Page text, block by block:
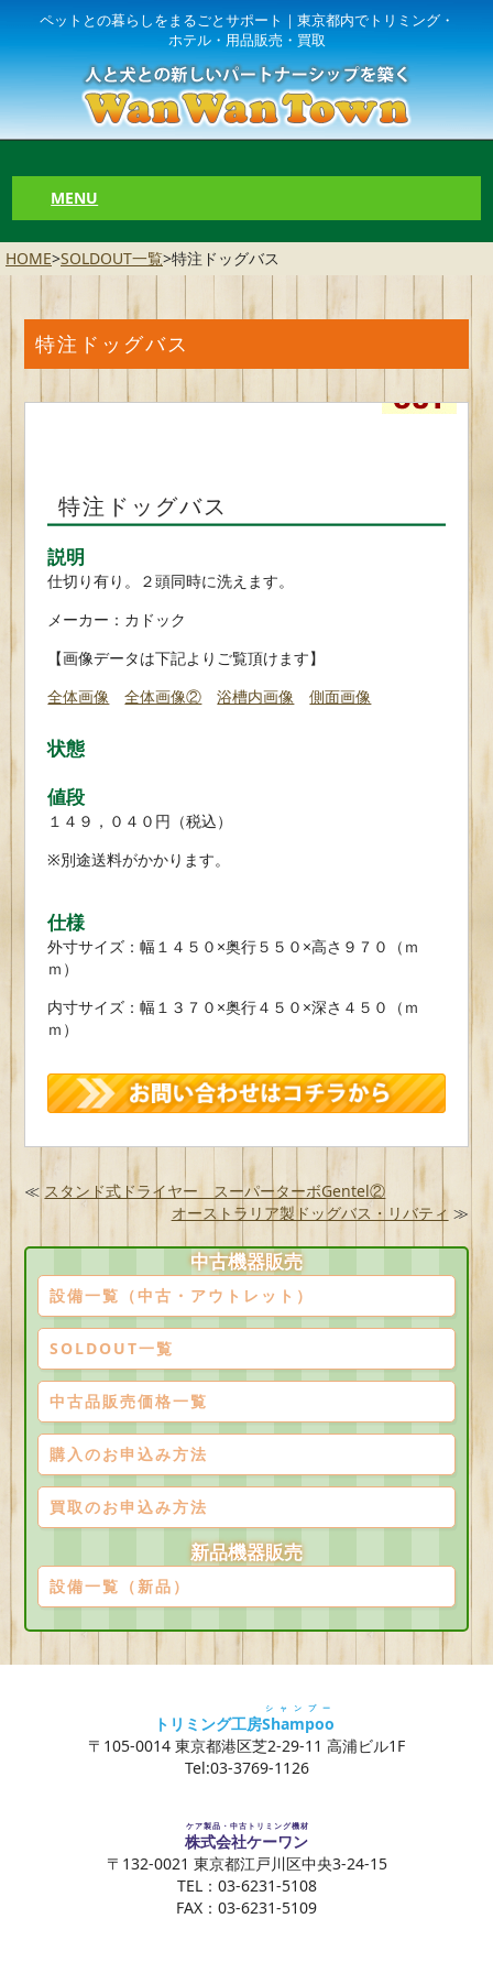
ペットとの暮らしをまるごとサポート｜東京都内でトリミング・
ホテル・用品販売・買取
MENU
HOME>SOLDOUT一覧>特注ドッグバス
特注ドッグバス
特注ドッグバス
説明
仕切り有り。２頭同時に洗えます。
メーカー：カドック
【画像データは下記よりご覧頂けます】
全体画像
全体画像② 浴槽内画像 側面画像
状態
値段
１４９，０４０円（税込）
※別途送料がかかります。
仕様
外寸サイズ：幅１４５０×奥行５５０×高さ９７０（ｍ
ｍ）
内寸サイズ：幅１３７０×奥行４５０×深さ４５０（ｍ
ｍ）
≪スタンド式ドライヤー スーパーターボGentel②
オーストラリア製ドッグバス・リバティ ≫
中古機器販売
設備一覧（中古・アウトレット）
SOLDOUT一覧
中古品販売価格一覧
購入のお申込み方法
買取のお申込み方法
新品機器販売
設備一覧（新品）
トリミング工房Shampoo
シャンプー
〒105-0014 東京都港区芝2-29-11 高浦ビル1F
Tel:03-3769-1126
株式会社ケーワン
ケア製品・中古トリミング機材
〒132-0021 東京都江戸川区中央3-24-15
TEL：03-6231-5108
FAX：03-6231-5109